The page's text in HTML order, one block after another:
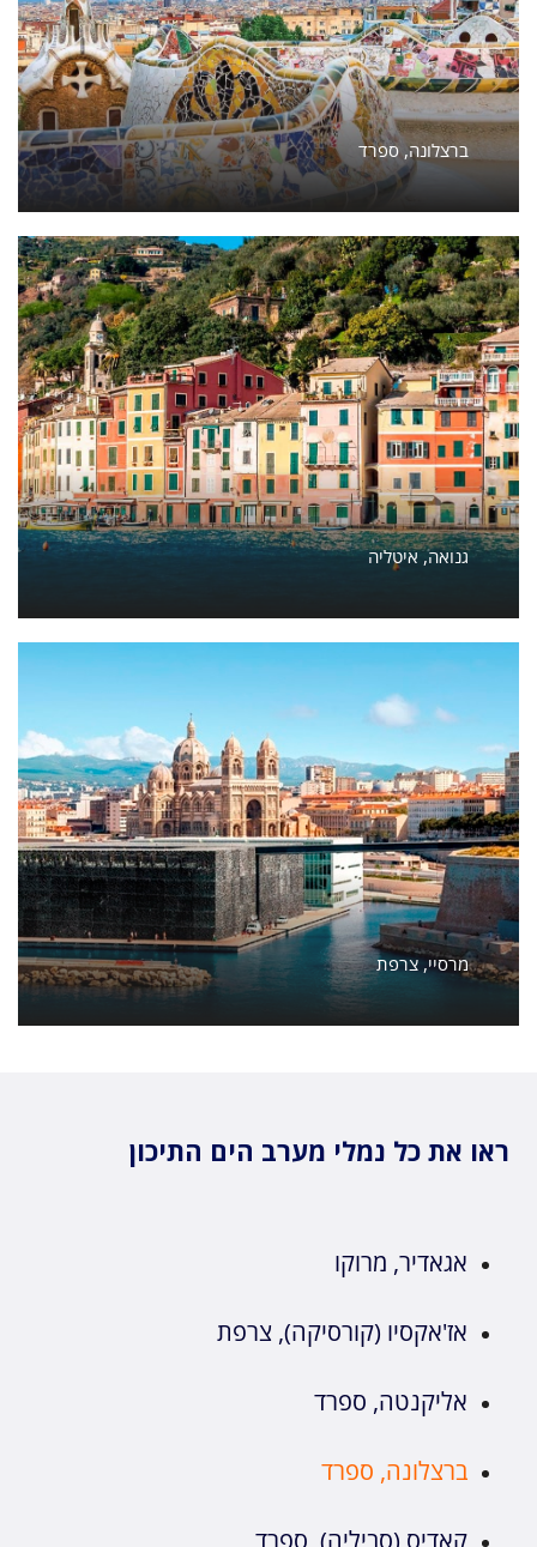
גנואה, איטליה
מרסיי, צרפת
ראו את כל נמלי מערב הים התיכון
אגאדיר, מרוקו
אז'אקסיו (קורסיקה), צרפת
אליקנטה, ספרד
ברצלונה, ספרד
קאדיס (סביליה), ספרד